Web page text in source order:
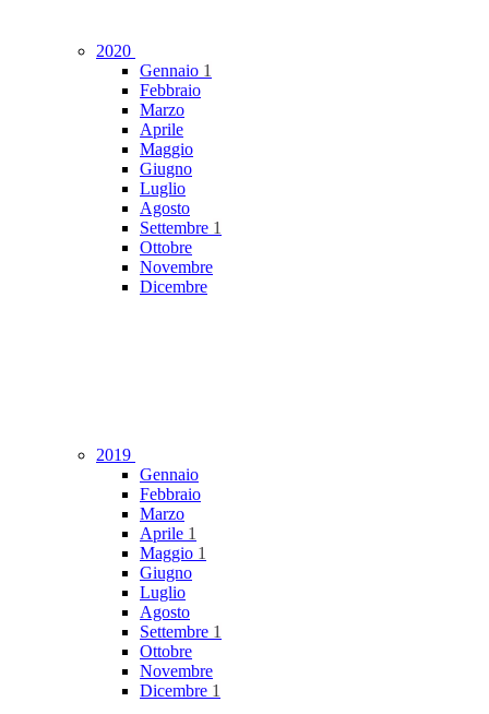
2020
Gennaio 1
Febbraio
Marzo
Aprile
Maggio
Giugno
Luglio
Agosto
Settembre 1
Ottobre
Novembre
Dicembre
2019
Gennaio
Febbraio
Marzo
Aprile 1
Maggio 1
Giugno
Luglio
Agosto
Settembre 1
Ottobre
Novembre
Dicembre 1